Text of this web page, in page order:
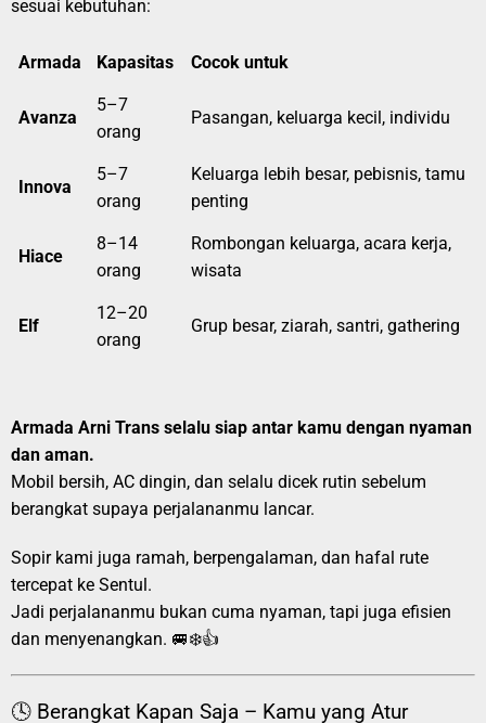
sesuai kebutuhan:
Armada Kapasitas Cocok untuk
Avanza
5–7
orang
Pasangan, keluarga kecil, individu
Innova
5–7
orang
Keluarga lebih besar, pebisnis, tamu
penting
Hiace
8–14
orang
Rombongan keluarga, acara kerja,
wisata
Elf
12–20
orang
Grup besar, ziarah, santri, gathering
Armada Arni Trans selalu siap antar kamu dengan nyaman
dan aman.
Mobil bersih, AC dingin, dan selalu dicek rutin sebelum
berangkat supaya perjalananmu lancar.
Sopir kami juga ramah, berpengalaman, dan hafal rute
tercepat ke Sentul.
Jadi perjalananmu bukan cuma nyaman, tapi juga efisien
dan menyenangkan. 🚐❄️👍
🕓 Berangkat Kapan Saja – Kamu yang Atur